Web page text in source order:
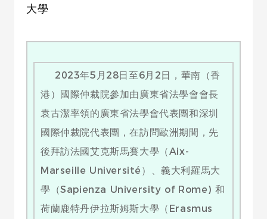
大學
2023年5月28日至6月2日，華南（香
港）國際仲裁院參加由廣東省法學會會長
袁古潔率領的廣東省法學會代表團和深圳
國際仲裁院代表團，在訪問歐洲期間，先
後拜訪法國艾克斯馬賽大學（Aix-
Marseille Université）、義大利羅馬大
學（Sapienza University of Rome) 和
荷蘭鹿特丹伊拉斯姆斯大學（Erasmus